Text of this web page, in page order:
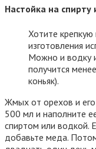
Настойка на
Хотите
изготовления
Можно и водку
получится
коньяк).
Жмых от орехов и
500 мл и наполните
спиртом или водкой.
добавьте меда.